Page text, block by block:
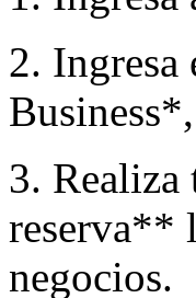
2. Ingresa
3. Realiza
reserva**
negocios.